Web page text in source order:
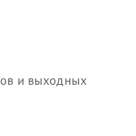
и выходных